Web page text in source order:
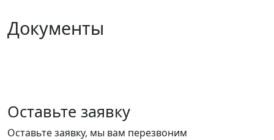
Документы
Оставьте заявку
Оставьте заявку, мы вам перезвоним